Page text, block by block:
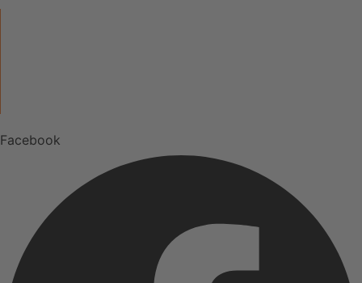
Facebook